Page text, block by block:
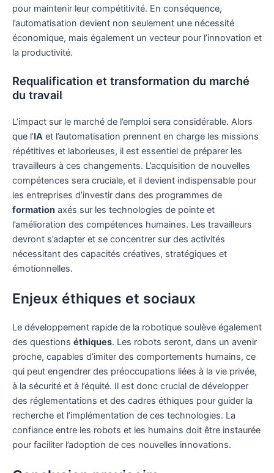
pour maintenir leur compétitivité. En conséquence,
l’automatisation devient non seulement une nécessité
économique, mais également un vecteur pour l’innovation et
la productivité.
Requalification et transformation du marché
du travail
L’impact sur le marché de l’emploi sera considérable. Alors
que l’IA et l’automatisation prennent en charge les missions
répétitives et laborieuses, il est essentiel de préparer les
travailleurs à ces changements. L’acquisition de nouvelles
compétences sera cruciale, et il devient indispensable pour
les entreprises d’investir dans des programmes de
formation axés sur les technologies de pointe et
l’amélioration des compétences humaines. Les travailleurs
devront s’adapter et se concentrer sur des activités
nécessitant des capacités créatives, stratégiques et
émotionnelles.
Enjeux éthiques et sociaux
Le développement rapide de la robotique soulève également
des questions éthiques. Les robots seront, dans un avenir
proche, capables d’imiter des comportements humains, ce
qui peut engendrer des préoccupations liées à la vie privée,
à la sécurité et à l’équité. Il est donc crucial de développer
des réglementations et des cadres éthiques pour guider la
recherche et l’implémentation de ces technologies. La
confiance entre les robots et les humains doit être instaurée
pour faciliter l’adoption de ces nouvelles innovations.